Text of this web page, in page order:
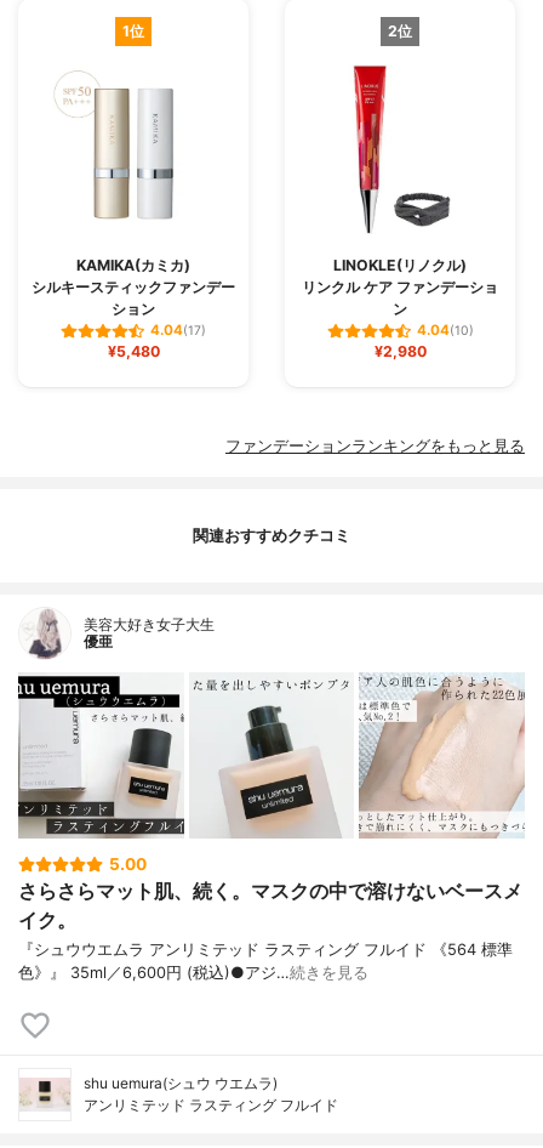
1位
KAMIKA(カミカ)
シルキースティックファンデー
ション
4.04(17)
¥5,480
2位
LINOKLE(リノクル)
リンクル ケア ファンデーショ
ン
4.04(10)
¥2,980
ファンデーションランキングをもっと見る
関連おすすめクチコミ
美容大好き女子大生
優亜
5.00
さらさらマット肌、続く。マスクの中で溶けないベースメ
イク。
『シュウウエムラ アンリミテッド ラスティング フルイド 《564 標準
色》』 35ml／6,600円 (税込)●アジ…続きを見る
shu uemura(シュウ ウエムラ)
アンリミテッド ラスティング フルイド